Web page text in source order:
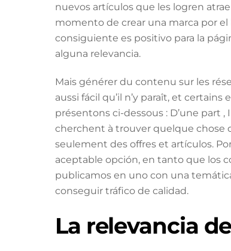
nuevos artículos que les logren
momento de crear una marca por
consiguiente es positivo para la
alguna relevancia.
Mais générer du contenu sur les
aussi fácil qu’il n’y paraît, et
présentons ci-dessous : D’une part
cherchent à trouver quelque chose
seulement des offres et artículos.
aceptable opción, en tanto que los
publicamos en uno con una
conseguir tráfico de calidad.
La relevancia